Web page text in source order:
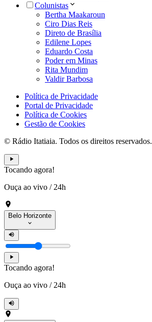
Colunistas
Bertha Maakaroun
Ciro Dias Reis
Direto de Brasília
Edilene Lopes
Eduardo Costa
Poder em Minas
Rita Mundim
Valdir Barbosa
Política de Privacidade
Portal de Privacidade
Política de Cookies
Gestão de Cookies
© Rádio Itatiaia. Todos os direitos reservados.
Tocando agora!
Ouça ao vivo / 24h
Belo Horizonte
Tocando agora!
Ouça ao vivo / 24h